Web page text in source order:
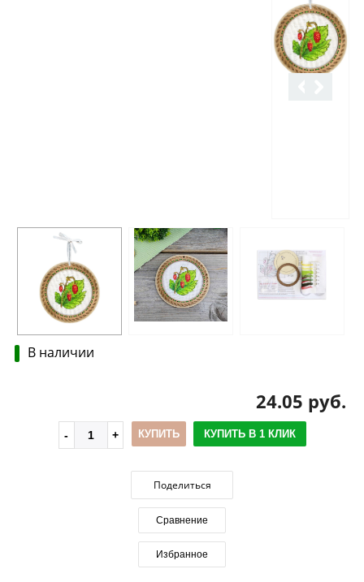
В наличии
24.05 руб.
КУПИТЬ КУПИТЬ В 1 КЛИК
Поделиться
Сравнение
Избранное